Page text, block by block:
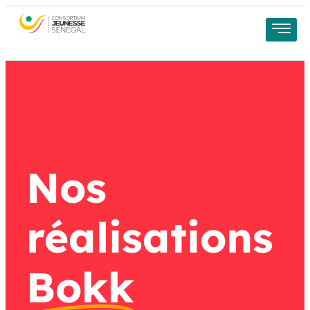
Nos
réalisations
Bokk